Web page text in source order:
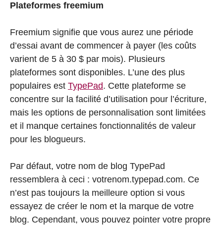
Plateformes freemium
Freemium signifie que vous aurez une période
d’essai avant de commencer à payer (les coûts
varient de 5 à 30 $ par mois). Plusieurs
plateformes sont disponibles. L’une des plus
populaires est TypePad. Cette plateforme se
concentre sur la facilité d’utilisation pour l’écriture,
mais les options de personnalisation sont limitées
et il manque certaines fonctionnalités de valeur
pour les blogueurs.
Par défaut, votre nom de blog TypePad
ressemblera à ceci : votrenom.typepad.com. Ce
n’est pas toujours la meilleure option si vous
essayez de créer le nom et la marque de votre
blog. Cependant, vous pouvez pointer votre propre